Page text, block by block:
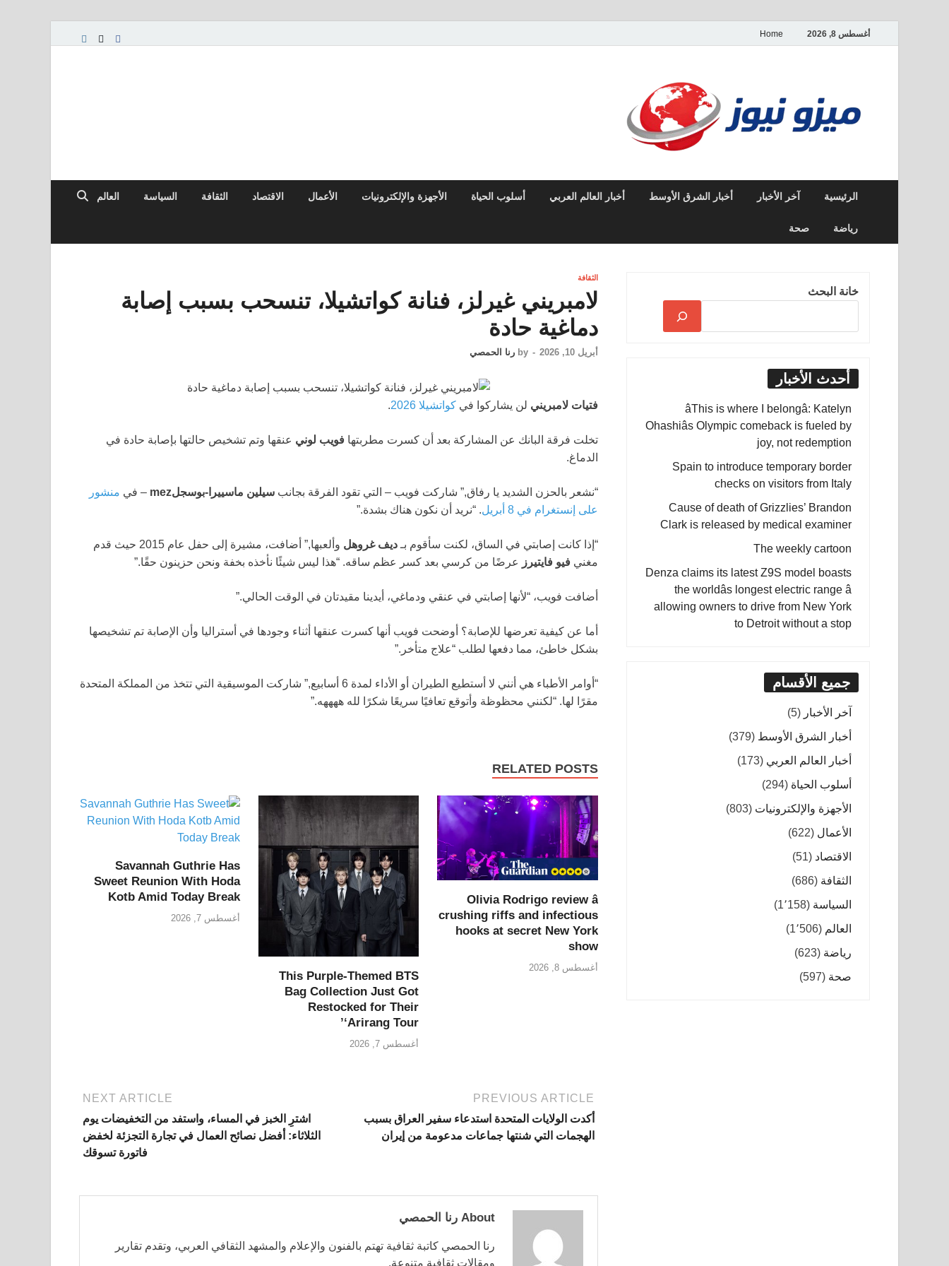
أغسطس 8, 2026 Home
الرئيسية آخر الأخبار أخبار الشرق الأوسط أخبار العالم العربي أسلوب الحياة الأجهزة والإلكترونيات الأعمال الاقتصاد الثقافة السياسة العالم
رياضة صحة
الثقافة
لامبريني غيرلز، فنانة كواتشيلا، تنسحب بسبب إصابة
دماغية حادة
أبريل 10, 2026 -
by رنا الحمصي
فتيات لامبريني لن يشاركوا في كواتشيلا 2026 .
تخلت فرقة البانك عن المشاركة بعد أن كسرت مطربتها فويب لوني عنقها وتم تشخيص حالتها بإصابة حادة في
الدماغ.
“نشعر بالحزن الشديد يا رفاق,” شاركت فويب – التي تقود الفرقة بجانب سيلين ماسييرا-بوسجلmez – في منشور
على إنستغرام في 8 أبريل
. “نريد أن نكون هناك بشدة.”
“إذا كانت إصابتي في الساق، لكنت سأقوم بـ ديف غروهل
وألعبها,” أضافت، مشيرة إلى حفل عام 2015 حيث قدم
مغني فيو فايتيرز عرضًا من كرسي بعد كسر عظم ساقه. “هذا ليس شيئًا نأخذه بخفة ونحن حزينون حقًا.”
أضافت فويب، “لأنها إصابتي في عنقي ودماغي، أيدينا مقيدتان في الوقت الحالي.”
أما عن كيفية تعرضها للإصابة؟ أوضحت فويب أنها كسرت عنقها أثناء وجودها في أستراليا وأن الإصابة تم تشخيصها
بشكل خاطئ، مما دفعها لطلب “علاج متأخر.”
“أوامر الأطباء هي أنني لا أستطيع الطيران أو الأداء لمدة 6 أسابيع,” شاركت الموسيقية التي تتخذ من المملكة المتحدة
مقرًا لها. “لكنني محظوظة وأتوقع تعافيًا سريعًا شكرًا لله ههههه.”
RELATED POSTS
Olivia Rodrigo review â
crushing riffs and infectious
hooks at secret New York
show
أغسطس 8, 2026
This Purple-Themed BTS
Bag Collection Just Got
Restocked for Their
‘Arirang Tour’
أغسطس 7, 2026
Savannah Guthrie Has
Sweet Reunion With Hoda
Kotb Amid Today Break
أغسطس 7, 2026
PREVIOUS ARTICLE
أكدت الولايات المتحدة استدعاء سفير العراق بسبب
الهجمات التي شنتها جماعات مدعومة من إيران
NEXT ARTICLE
اشترِ الخبز في المساء، واستفد من التخفيضات يوم
الثلاثاء: أفضل نصائح العمال في تجارة التجزئة لخفض
فاتورة تسوقك
About رنا الحمصي
رنا الحمصي كاتبة ثقافية تهتم بالفنون والإعلام والمشهد الثقافي العربي، وتقدم تقارير
ومقالات ثقافية متنوعة.
خانة البحث
أحدث الأخبار
âThis is where I belongâ: Katelyn
Ohashiâs Olympic comeback is fueled by
joy, not redemption
Spain to introduce temporary border
checks on visitors from Italy
Cause of death of Grizzlies’ Brandon
Clark is released by medical examiner
The weekly cartoon
Denza claims its latest Z9S model boasts
the worldâs longest electric range â
allowing owners to drive from New York
to Detroit without a stop
جميع الأقسام
آخر الأخبار (5)
أخبار الشرق الأوسط (379)
أخبار العالم العربي (173)
أسلوب الحياة (294)
الأجهزة والإلكترونيات (803)
الأعمال (622)
الاقتصاد (51)
الثقافة (686)
السياسة (1٬158)
العالم (1٬506)
رياضة (623)
صحة (597)